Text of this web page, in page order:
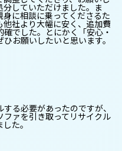
していただけました。ま
に相談に乗ってくださるた
社より大幅に安く、追加費
でした。とにかく「安心・
お願いしたいと思います。
る必要があったのですが、
ァを引き取ってリサイクル
た。